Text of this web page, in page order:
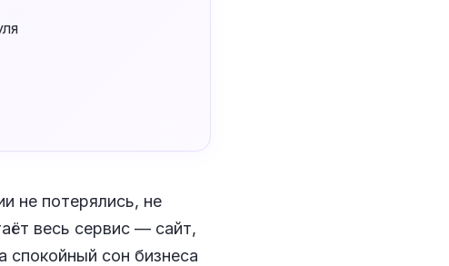
не потерялись, не
весь сервис — сайт,
сон бизнеса